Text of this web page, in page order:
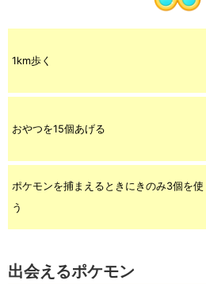
1km歩く
おやつを15個あげる
ポケモンを捕まえるときにきのみ3個を使
う
出会えるポケモン